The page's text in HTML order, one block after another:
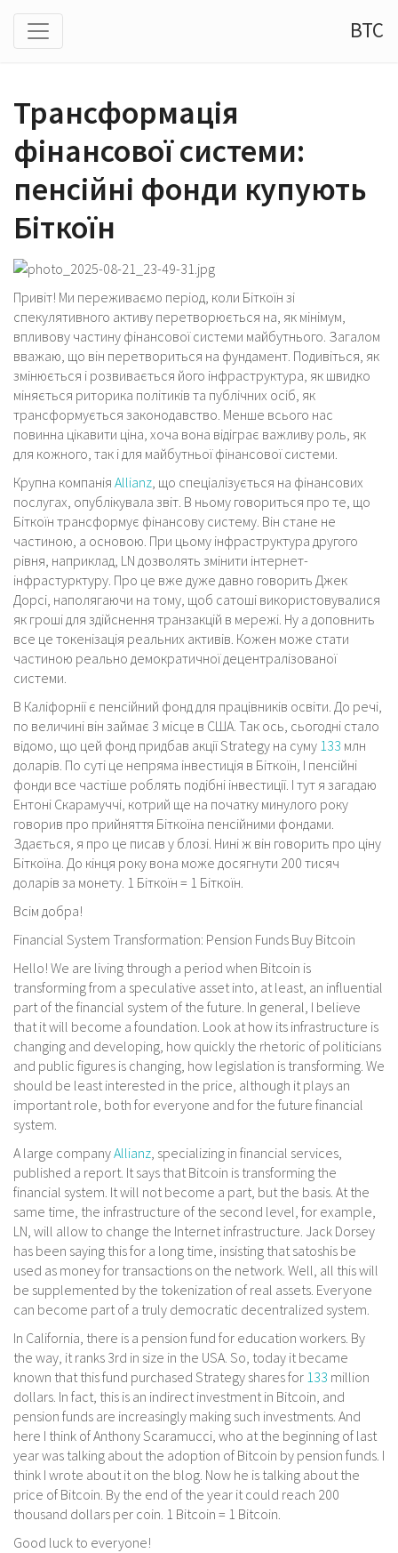
BTC
Трансформація
фінансової системи:
пенсійні фонди купують
Біткоїн
Привіт! Ми переживаємо період, коли Біткоїн зі
спекулятивного активу перетворюється на, як мінімум,
впливову частину фінансової системи майбутнього. Загалом
вважаю, що він перетвориться на фундамент. Подивіться, як
змінюється і розвивається його інфраструктура, як швидко
міняється риторика політиків та публічних осіб, як
трансформується законодавство. Менше всього нас
повинна цікавити ціна, хоча вона відіграє важливу роль, як
для кожного, так і для майбутньої фінансової системи.
Крупна компанія Allianz, що спеціалізується на фінансових
послугах, опублікувала звіт. В ньому говориться про те, що
Біткоїн трансформує фінансову систему. Він стане не
частиною, а основою. При цьому інфраструктура другого
рівня, наприклад, LN дозволять змінити інтернет-
інфрастурктуру. Про це вже дуже давно говорить Джек
Дорсі, наполягаючи на тому, щоб сатоші використовувалися
як гроші для здійснення транзакцій в мережі. Ну а доповнить
все це токенізація реальних активів. Кожен може стати
частиною реально демократичної децентралізованої
системи.
В Каліфорнії є пенсійний фонд для працівників освіти. До речі,
по величині він займає 3 місце в США. Так ось, сьогодні стало
відомо, що цей фонд придбав акції Strategy на суму 133 млн
доларів. По суті це непряма інвестиція в Біткоїн, І пенсійні
фонди все частіше роблять подібні інвестиції. І тут я загадаю
Ентоні Скарамуччі, котрий ще на початку минулого року
говорив про прийняття Біткоїна пенсійними фондами.
Здається, я про це писав у блозі. Нині ж він говорить про ціну
Біткоїна. До кінця року вона може досягнути 200 тисяч
доларів за монету. 1 Біткоїн = 1 Біткоїн.
Всім добра!
Financial System Transformation: Pension Funds Buy Bitcoin
Hello! We are living through a period when Bitcoin is
transforming from a speculative asset into, at least, an influential
part of the financial system of the future. In general, I believe
that it will become a foundation. Look at how its infrastructure is
changing and developing, how quickly the rhetoric of politicians
and public figures is changing, how legislation is transforming. We
should be least interested in the price, although it plays an
important role, both for everyone and for the future financial
system.
A large companyAllianz, specializing in financial services,
published a report. It says that Bitcoin is transforming the
financial system. It will not become a part, but the basis. At the
same time, the infrastructure of the second level, for example,
LN, will allow to change the Internet infrastructure. Jack Dorsey
has been saying this for a long time, insisting that satoshis be
used as money for transactions on the network. Well, all this will
be supplemented by the tokenization of real assets. Everyone
can become part of a truly democratic decentralized system.
In California, there is a pension fund for education workers. By
the way, it ranks 3rd in size in the USA. So, today it became
known that this fund purchased Strategy shares for 133 million
dollars. In fact, this is an indirect investment in Bitcoin, and
pension funds are increasingly making such investments. And
here I think of Anthony Scaramucci, who at the beginning of last
year was talking about the adoption of Bitcoin by pension funds. I
think I wrote about it on the blog. Now he is talking about the
price of Bitcoin. By the end of the year it could reach 200
thousand dollars per coin. 1 Bitcoin = 1 Bitcoin.
Good luck to everyone!